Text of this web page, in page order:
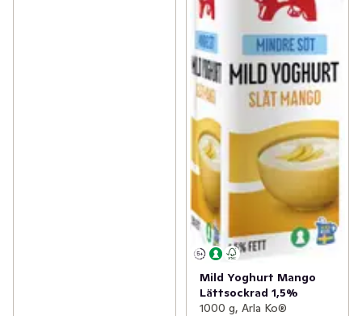
Mild Yoghurt Mango
Lättsockrad 1,5%
1000 g, Arla Ko®